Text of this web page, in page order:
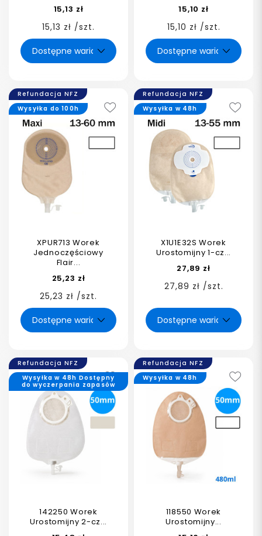
15,13 zł
15,13 zł /szt.
15,10 zł
15,10 zł /szt.
Refundacja NFZ
XPUR713 Worek
Jednoczęściowy
Flair...
25,23 zł
25,23 zł /szt.
Wysyłka do 100h
Refundacja NFZ
X1U1E32S Worek
Urostomijny 1-cz...
27,89 zł
27,89 zł /szt.
Wysyłka w 48h
Refundacja NFZ
142250 Worek
Urostomijny 2-cz...
Wysyłka w 48h Dostępny
do wyczerpania zapasów
Refundacja NFZ
118550 Worek
Urostomijny...
Wysyłka w 48h